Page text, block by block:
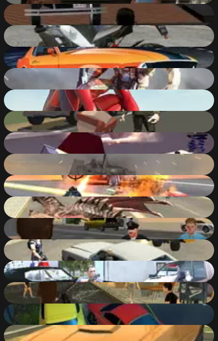
Downtown 1930s
10
GTA Motorbikes Puzzle
67
%
GTA Cars Jigsaw Challenge
64%
Super Crime Steel War Hero Iron Flying Mech Robot
90
Amazing Strange Rope Police - Vice Spider Vegas
90
Po.Ba ( Polygonal Battlefield )
88%
Pixel Stories 1: Young Blood
84
Tank Driver Simulator
79
Amazing Crime Strange Stickman Rope Vice Vegas
88%
Cars Thief Dragon Edition
85
%
Grand Shift Auto
85%
Cars Thief 2: Tank Edition
80
Grand Action Crime: New York Car Gang
86%
Grand Gang: Crime Island
78
Parking Fury 3D: Night Thief
73%
Parking Fury 3D